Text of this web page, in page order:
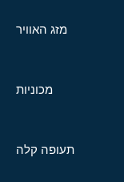
מזג האוויר
מכוניות
תעופה קלה